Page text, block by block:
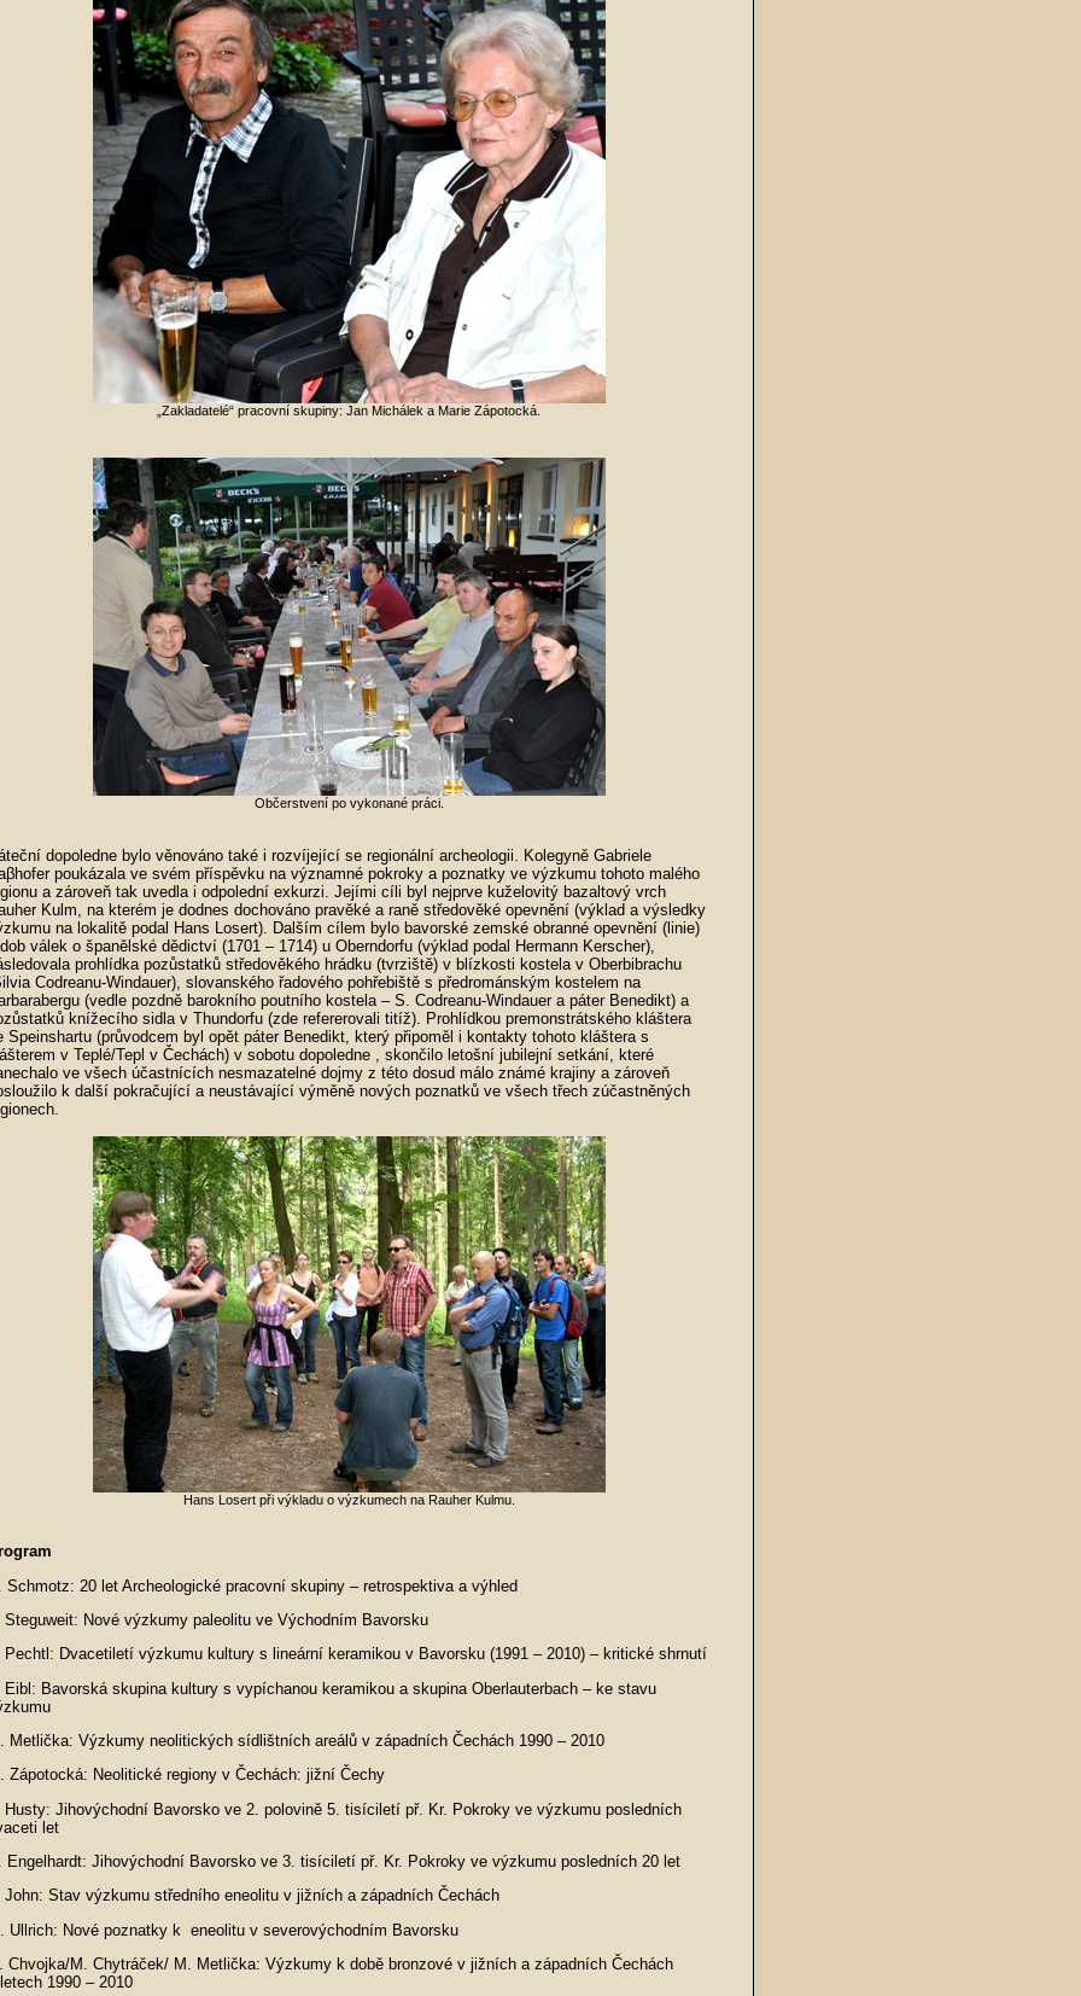
„Zakladatelé“ pracovní skupiny: Jan Michálek a Marie Zápotocká.
Občerstvení po vykonané práci.
dopoledne bylo věnováno také i rozvíjející se regionální archeologii. Kolegyně Gabriele
poukázala ve svém příspěvku na významné pokroky a poznatky ve výzkumu tohoto malého
a zároveň tak uvedla i odpolední exkurzi. Jejími cíli byl nejprve kuželovitý bazaltový vrch
Kulm, na kterém je dodnes dochováno pravěké a raně středověké opevnění (výklad a výsledky
na lokalitě podal Hans Losert). Dalším cílem bylo bavorské zemské obranné opevnění (linie)
válek o španělské dědictví (1701 – 1714) u Oberndorfu (výklad podal Hermann Kerscher),
prohlídka pozůstatků středověkého hrádku (tvrziště) v blízkosti kostela v Oberbibrachu
Codreanu-Windauer), slovanského řadového pohřebiště s předrománským kostelem na
(vedle pozdně barokního poutního kostela – S. Codreanu-Windauer a páter Benedikt) a
knížecího sidla v Thundorfu (zde refererovali titíž). Prohlídkou premonstrátského kláštera
Speinshartu (průvodcem byl opět páter Benedikt, který připoměl i kontakty tohoto kláštera s
v Teplé/Tepl v Čechách) v sobotu dopoledne , skončilo letošní jubilejní setkání, které
ve všech účastnících nesmazatelné dojmy z této dosud málo známé krajiny a zároveň
k další pokračující a neustávající výměně nových poznatků ve všech třech zúčastněných
Hans Losert při výkladu o výzkumech na Rauher Kulmu.
Schmotz: 20 let Archeologické pracovní skupiny – retrospektiva a výhled
Steguweit: Nové výzkumy paleolitu ve Východním Bavorsku
Pechtl: Dvacetiletí výzkumu kultury s lineární keramikou v Bavorsku (1991 – 2010) – kritické shrnutí
Eibl: Bavorská skupina kultury s vypíchanou keramikou a skupina Oberlauterbach – ke stavu
Metlička: Výzkumy neolitických sídlištních areálů v západních Čechách 1990 – 2010
Zápotocká: Neolitické regiony v Čechách: jižní Čechy
Husty: Jihovýchodní Bavorsko ve 2. polovině 5. tisíciletí př. Kr. Pokroky ve výzkumu posledních
let
Engelhardt: Jihovýchodní Bavorsko ve 3. tisíciletí př. Kr. Pokroky ve výzkumu posledních 20 let
John: Stav výzkumu středního eneolitu v jižních a západních Čechách
Ullrich: Nové poznatky k eneolitu v severovýchodním Bavorsku
Chvojka/M. Chytráček/ M. Metlička: Výzkumy k době bronzové v jižních a západních Čechách
1990 – 2010